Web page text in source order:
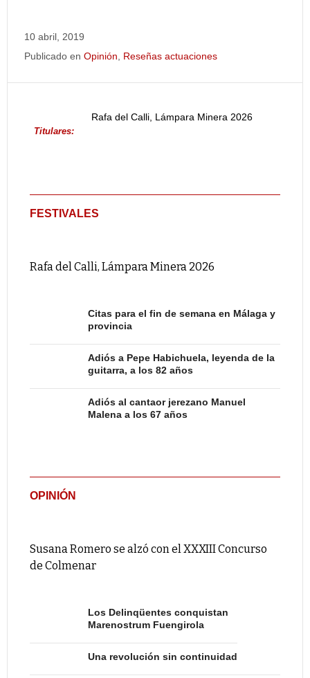
10 abril, 2019
Publicado en Opinión Reseñas actuaciones
Titulares:
Rafa del Calli, Lámpara Minera 2026
FESTIVALES
Rafa del Calli, Lámpara Minera 2026
Citas para el fin de semana en Málaga y
provincia
Adiós a Pepe Habichuela, leyenda de la
guitarra, a los 82 años
Adiós al cantaor jerezano Manuel
Malena a los 67 años
OPINIÓN
Susana Romero se alzó con el XXXIII Concurso
de Colmenar
Los Delinqüentes conquistan
Marenostrum Fuengirola
Una revolución sin continuidad